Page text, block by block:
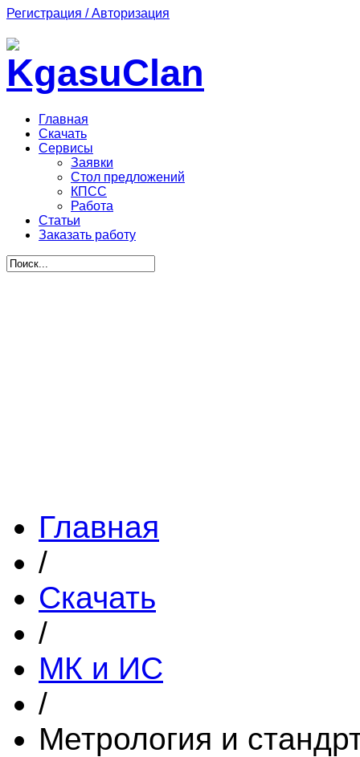
Регистрация / Авторизация
Главная
Скачать
Сервисы
Заявки
Стол предложений
КПСС
Работа
Статьи
Заказать работу
Главная
/
Скачать
/
МК и ИС
/
Метрология и